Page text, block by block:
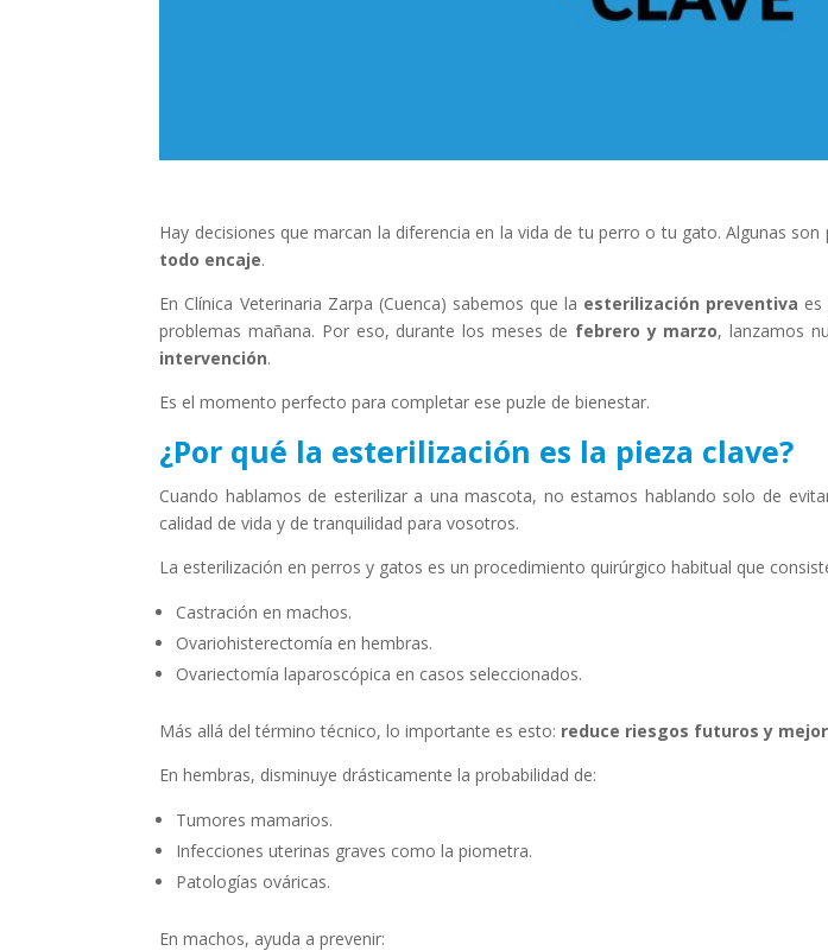
Hay decisiones que marcan la diferencia en la vida de tu perro o tu gato. Algunas
todo encaje.
En Clínica Veterinaria Zarpa (Cuenca) sabemos que la esterilización preventiva es
problemas mañana. Por eso, durante los meses de febrero y marzo, lanzamos
intervención.
Es el momento perfecto para completar ese puzle de bienestar.
¿Por qué la esterilización es la pieza clave?
Cuando hablamos de esterilizar a una mascota, no estamos hablando solo de
calidad de vida y de tranquilidad para vosotros.
La esterilización en perros y gatos es un procedimiento quirúrgico habitual que
Castración en machos.
Ovariohisterectomía en hembras.
Ovariectomía laparoscópica en casos seleccionados.
Más allá del término técnico, lo importante es esto: reduce riesgos futuros y
En hembras, disminuye drásticamente la probabilidad de:
Tumores mamarios.
Infecciones uterinas graves como la piometra.
Patologías ováricas.
En machos, ayuda a prevenir: